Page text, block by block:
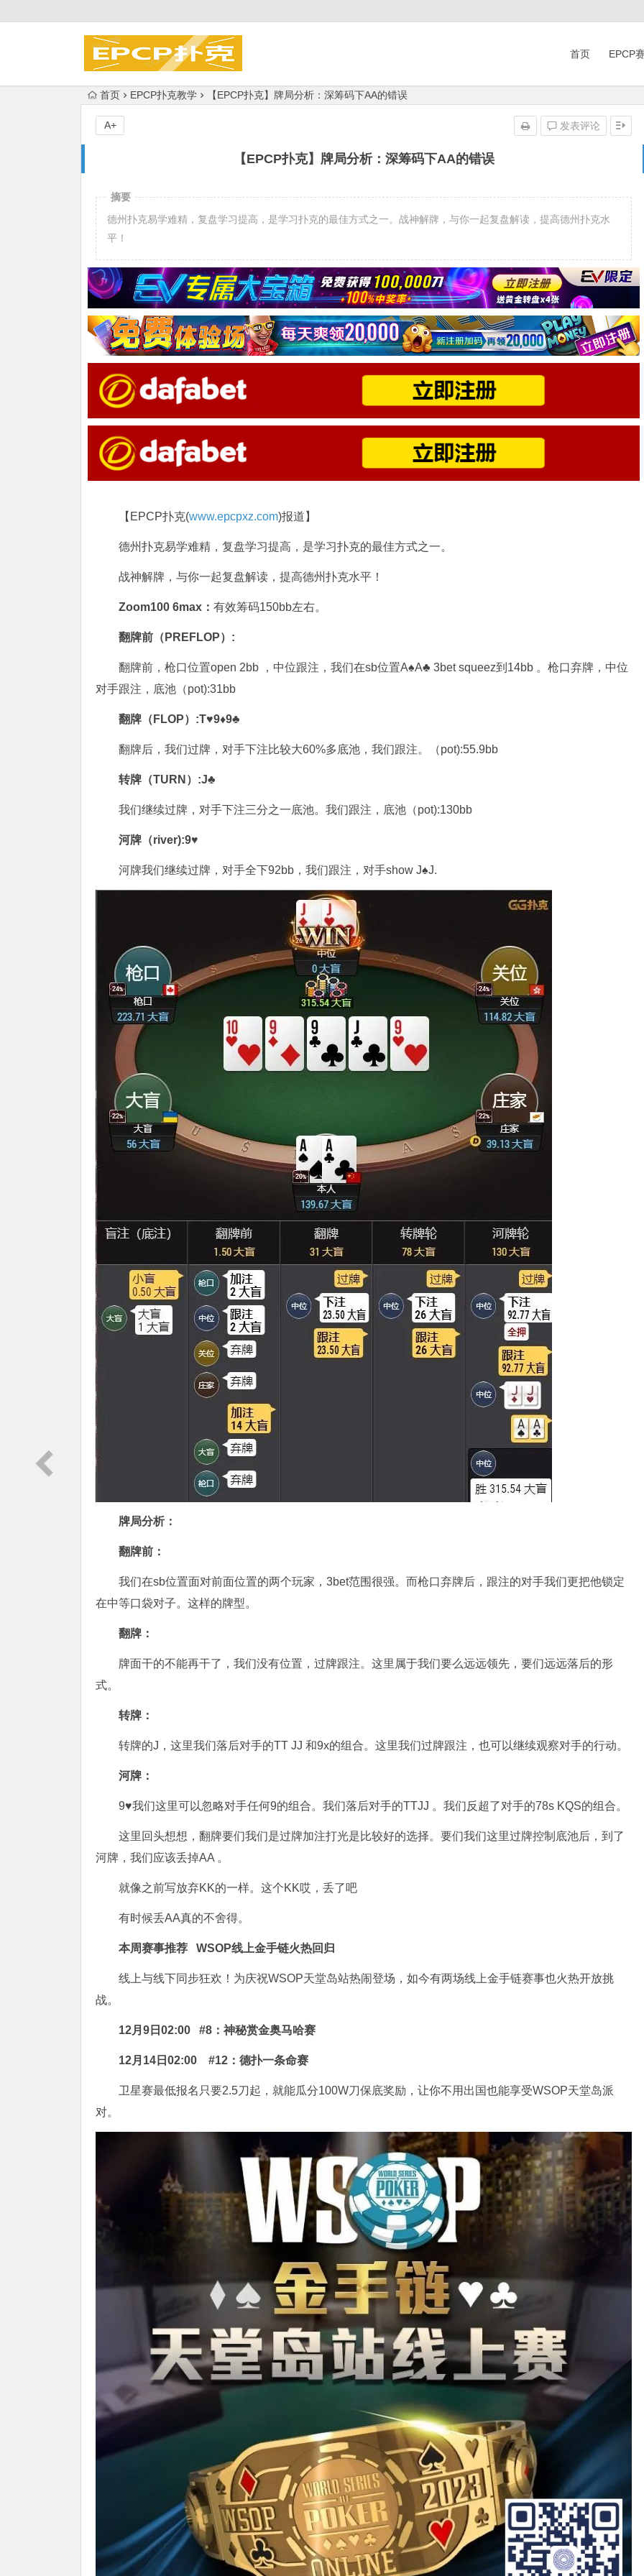
首页 EPCP
首页 EPCP扑克教学 【EPCP扑克】牌局分析：深筹码下AA的错误
【EPCP扑克】牌局分析：深筹码下AA的错误
发表评论
A+
摘要
德州扑克易学难精，复盘学习提高，是学习扑克的最佳方式之一。战神解牌，与你一起复盘解读，提高德州扑克水
平！
【EPCP扑克(www.epcpxz.com)报道】
德州扑克易学难精，复盘学习提高，是学习扑克的最佳方式之一。
战神解牌，与你一起复盘解读，提高德州扑克水平！
Zoom100 6max： 有效筹码150bb左右。
翻牌前（PREFLOP）:
翻牌前，枪口位置open 2bb ，中位跟注，我们在sb位置A♠A♣ 3bet squeez到14bb 。枪口弃牌，中位
对手跟注，底池（pot):31bb
翻牌（FLOP）:T♥9♦9♣
翻牌后，我们过牌，对手下注比较大60%多底池，我们跟注。（pot):55.9bb
转牌（TURN）:J♣
我们继续过牌，对手下注三分之一底池。我们跟注，底池（pot):130bb
河牌（river):9♥
河牌我们继续过牌，对手全下92bb，我们跟注，对手show J♠J.
牌局分析：
翻牌前：
我们在sb位置面对前面位置的两个玩家，3bet范围很强。而枪口弃牌后，跟注的对手我们更把他锁定
在中等口袋对子。这样的牌型。
翻牌：
牌面干的不能再干了，我们没有位置，过牌跟注。这里属于我们要么远远领先，要们远远落后的形
式。
转牌：
转牌的J，这里我们落后对手的TT JJ 和9x的组合。这里我们过牌跟注，也可以继续观察对手的行动。
河牌：
9♥我们这里可以忽略对手任何9的组合。我们落后对手的TTJJ 。我们反超了对手的78s KQS的组合。
这里回头想想，翻牌要们我们是过牌加注打光是比较好的选择。要们我们这里过牌控制底池后，到了
河牌，我们应该丢掉AA 。
就像之前写放弃KK的一样。这个KK哎，丢了吧
有时候丢AA真的不舍得。
本周赛事推荐 WSOP线上金手链火热回归
线上与线下同步狂欢！为庆祝WSOP天堂岛站热闹登场，如今有两场线上金手链赛事也火热开放挑
战。
12月9日02:00 #8：神秘赏金奥马哈赛
12月14日02:00 #12：德扑一条命赛
卫星赛最低报名只要2.5刀起，就能瓜分100W刀保底奖励，让你不用出国也能享受WSOP天堂岛派
对。